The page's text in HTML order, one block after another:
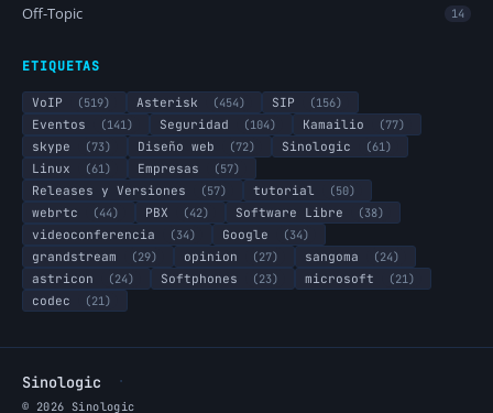
Off-Topic 14
ETIQUETAS
VoIP (519) Asterisk (454) SIP
(156)
Eventos
(141) Seguridad (104) Kamailio
(77)
skype
(73) Diseño web (72) Sinologic
(61)
Linux
(61) Empresas
(57)
Releases y Versiones
(57) tutorial
(50)
webrtc
(44) PBX (42) Software Libre
(38)
videoconferencia
(34) Google
(34)
grandstream
(29) opinion (27) sangoma
(24)
astricon
(24) Softphones (23) microsoft
(21)
codec
(21)
Sinologic ·
© 2026 Sinologic